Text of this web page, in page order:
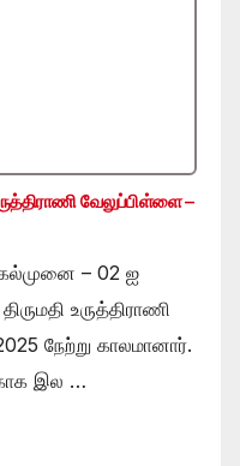
வேலுப்பிள்ளை –
,கல்முனை – 02 ஐ
உருத்திராணி
நேற்று காலமானார்.
இல …